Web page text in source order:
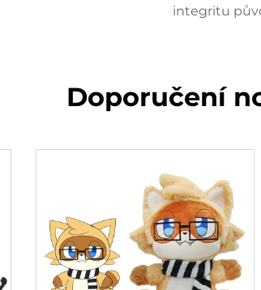
integritu
Doporučení